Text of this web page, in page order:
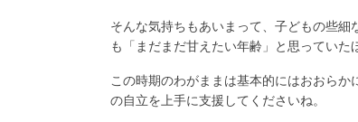
そんな気持ちもあいまって、子どもの些
も「まだまだ甘えたい年齢」と思っていた
この時期のわがままは基本的にはおおら
の自立を上手に支援してくださいね。